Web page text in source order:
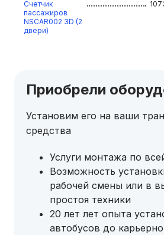
Счетчик
пассажиров
NSCAR002 3D (2
двери)
Приобрели
Установим его на ваши
средства
Услуги монтажа по
Возможность
рабочей смены или в
простоя техники
20 лет лет опыта
автобусов до